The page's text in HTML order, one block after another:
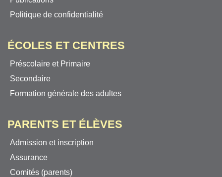
Politique de confidentialité
ÉCOLES ET CENTRES
Préscolaire et Primaire
Secondaire
Formation générale des adultes
PARENTS ET ÉLÈVES
Admission et inscription
Assurance
Comités (parents)